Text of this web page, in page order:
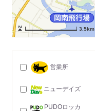
3.5km
営業所
ニューデイズ
PUDOロッカ